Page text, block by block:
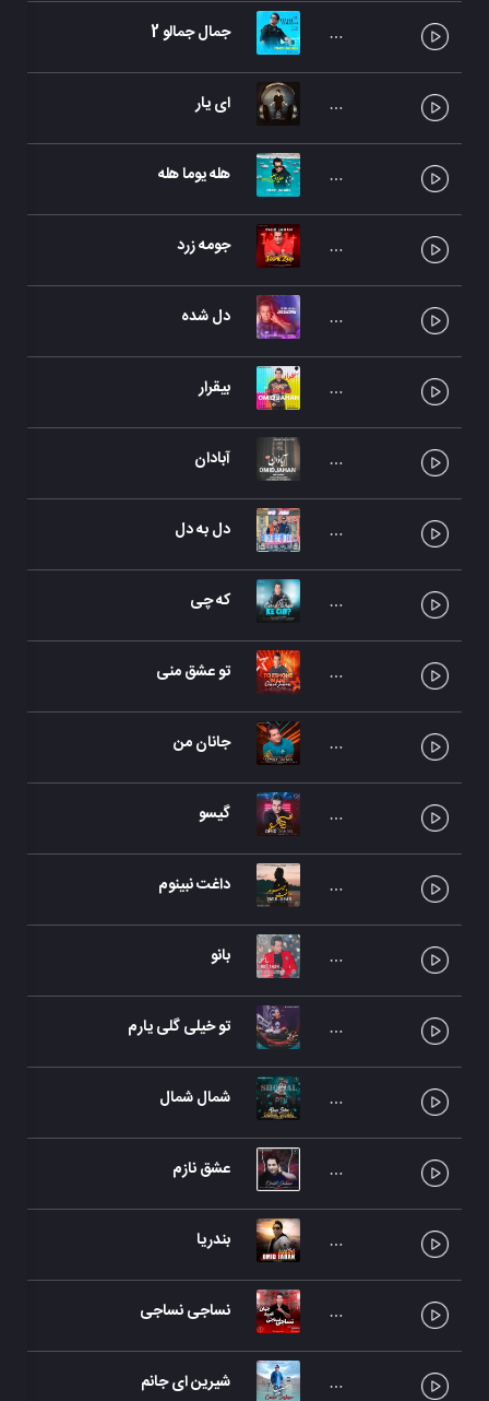
جمال جمالو 2
ای یار
هله یوما هله
جومه زرد
دل شده
بیقرار
آبادان
دل به دل
که چی
تو عشق منی
جانان من
گیسو
داغت نبینوم
بانو
تو خیلی گلی یارم
شمال شمال
عشق نازم
بندریا
نساجی نساجی
شیرین ای جانم